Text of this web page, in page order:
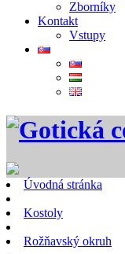
Zborníky
Kontakt
Vstupy
Úvodná stránka
Kostoly
Rožňavský okruh